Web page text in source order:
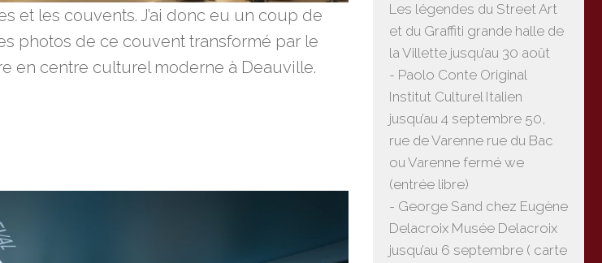
et les couvents. J’ai donc eu un coup de
photos de ce couvent transformé par le
en centre culturel moderne à Deauville.
Les légendes du Street Art
et du Graffiti grande halle de
la Villette jusqu’au 30 août
- Paolo Conte Original
Institut Culturel Italien
jusqu’au 4 septembre 50,
rue de Varenne rue du Bac
ou Varenne fermé we
(entrée libre)
- George Sand chez Eugène
Delacroix Musée Delacroix
jusqu’au 6 septembre ( carte